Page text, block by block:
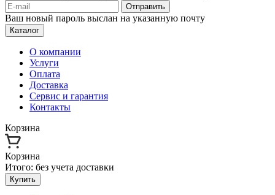
Отправить
Ваш новый пароль выслан на указанную почту
Каталог
О компании
Услуги
Оплата
Доставка
Сервис и гарантия
Контакты
Корзина
Корзина
Итого: без учета доставки
Купить